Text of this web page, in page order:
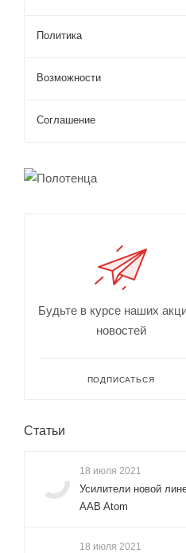
Политика
Возможности
Соглашение
Будьте в курсе наших
новостей
ПОДПИСАТЬСЯ
Статьи
18 июля 2021
Усилители новой
AAB Atom
18 июля 2021